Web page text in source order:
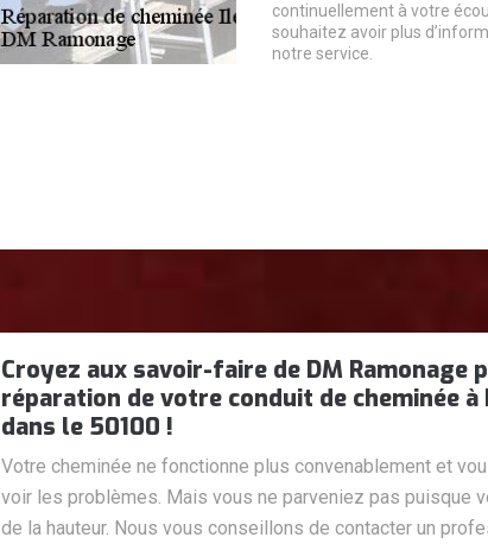
continuellement à votre
souhaitez avoir plus
notre service.
Croyez aux savoir-faire de DM Ramonage
réparation de votre conduit de cheminée à
dans le 50100 !
Votre cheminée ne fonctionne plus convenablement et
voir les problèmes. Mais vous ne parveniez pas puisque
de la hauteur. Nous vous conseillons de contacter un